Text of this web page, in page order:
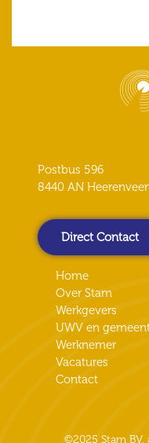
Postbus 596
8440 AN
Direct Contact
Home
Over Stam
Werkgevers
UWV en
Werknemer
Vacatures
Contact
©2025 Stam